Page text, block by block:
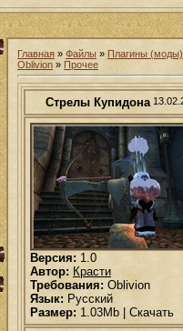
Главная » Файлы » Плагины
Oblivion » Прочее
Стрелы Купидона
Версия: 1.0
Автор: Красти
Требования: Oblivion
Язык: Русский
Размер: 1.03Mb | Скачать